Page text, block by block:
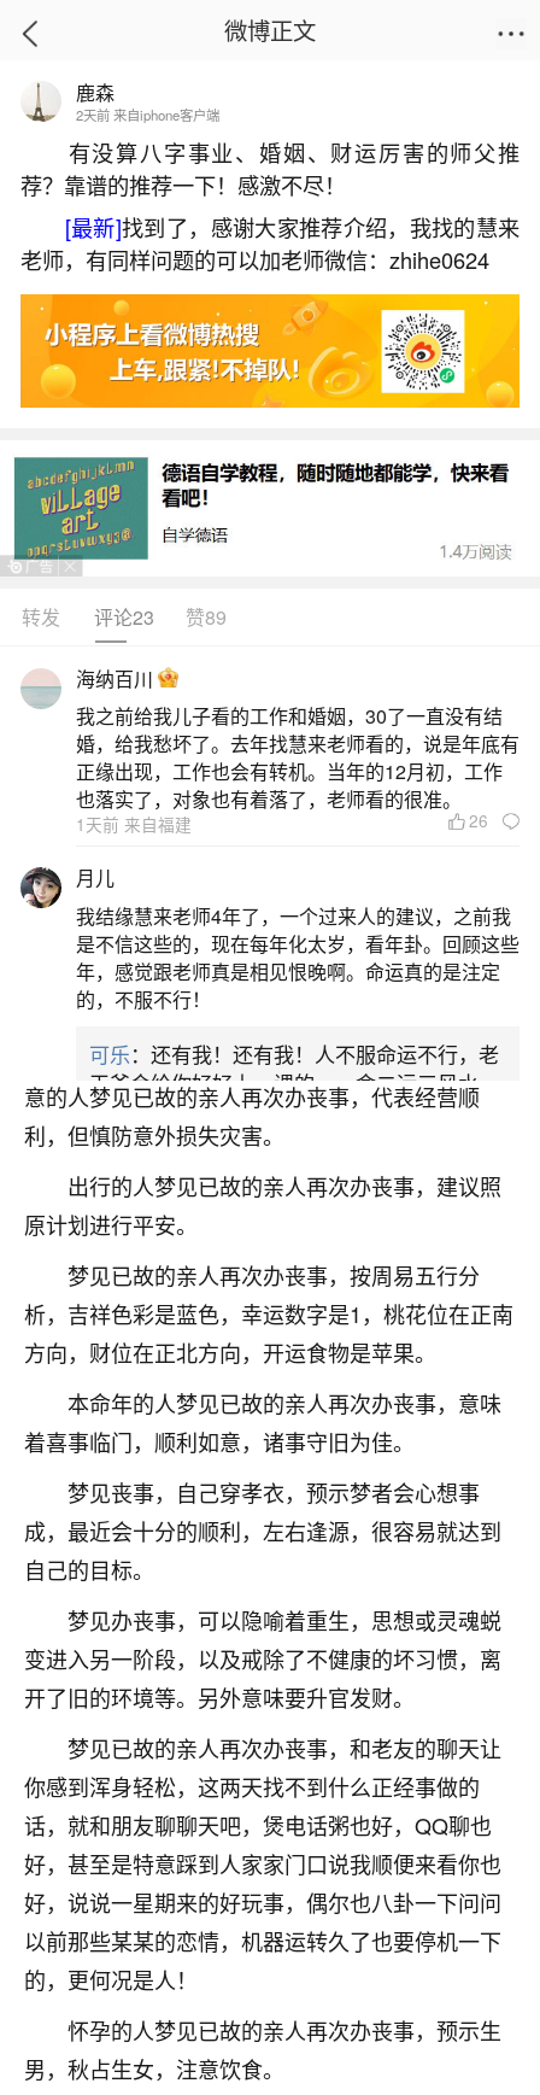
首页
梦到已故的长辈再次办丧事
2023-10-24 21:45:44 19 4 赞
梦见已故的亲人再次办丧事的预兆？
1、梦见已故的亲人再次办丧事的预兆有父祖余
德所荫益，或由长辈爱护栽培，易向上发展，境遇
安泰，虽无惊人成就，但可平顺而逐渐伸展，欣庆
幸福长寿之兆。【大吉昌】
吉凶指数：88
2、梦见已故的亲人再次办丧事的宜忌「宜」宜
对酒当歌，宜主动埋单，宜自省。
「忌」忌给植物浇水，忌野炊，忌放空自己。
3、梦见已故的亲人再次办丧事是什么意思做生
意的人梦见已故的亲人再次办丧事，代表经营顺
利，但慎防意外损失灾害。
出行的人梦见已故的亲人再次办丧事，建议照
原计划进行平安。
梦见已故的亲人再次办丧事，按周易五行分
析，吉祥色彩是蓝色，幸运数字是1，桃花位在正南
方向，财位在正北方向，开运食物是苹果。
本命年的人梦见已故的亲人再次办丧事，意味
着喜事临门，顺利如意，诸事守旧为佳。
梦见丧事，自己穿孝衣，预示梦者会心想事
成，最近会十分的顺利，左右逢源，很容易就达到
自己的目标。
梦见办丧事，可以隐喻着重生，思想或灵魂蜕
变进入另一阶段，以及戒除了不健康的坏习惯，离
开了旧的环境等。另外意味要升官发财。
梦见已故的亲人再次办丧事，和老友的聊天让
你感到浑身轻松，这两天找不到什么正经事做的
话，就和朋友聊聊天吧，煲电话粥也好，QQ聊也
好，甚至是特意踩到人家家门口说我顺便来看你也
好，说说一星期来的好玩事，偶尔也八卦一下问问
以前那些某某的恋情，机器运转久了也要停机一下
的，更何况是人！
怀孕的人梦见已故的亲人再次办丧事，预示生
男，秋占生女，注意饮食。
微博正文
鹿森
2天前 来自iphone客户端
有没算八字事业、婚姻、财运厉害的师父推
荐？靠谱的推荐一下！感激不尽！
[最新]找到了，感谢大家推荐介绍，我找的慧来
老师，有同样问题的可以加老师微信：zhihe0624
转发 评论23 赞89
海纳百川
我之前给我儿子看的工作和婚姻，30了一直没有结
婚，给我愁坏了。去年找慧来老师看的，说是年底有
正缘出现，工作也会有转机。当年的12月初，工作
也落实了，对象也有着落了，老师看的很准。
1天前 来自福建 26
月儿
我结缘慧来老师4年了，一个过来人的建议，之前我
是不信这些的，现在每年化太岁，看年卦。回顾这些
年，感觉跟老师真是相见恨晚啊。命运真的是注定
的，不服不行！
可乐：还有我！还有我！人不服命运不行，老
天爷会给你好好上一课的。一命二运三风水，
哪样不服都不行！
平安是福：我也是每年找老师化太岁，看年
卦，认识老师3年了，都是缘分啊！
17分钟前 来自湖北
心若莲花
我是做餐饮的，这两年，生意屡屡受挫，店开一家关
一家，要么生意不好，生意好的就出事。前些年攒的
家底快败光了，真是倒霉！我也想找人看看到底怎么
回事？
鹿森：你可以找老师看看，人有时不服命不行
啊！
太阳当空赵：我也做餐饮的，生意不算大，但
是我从找店开始都是找慧来老师跟进的，选
址、风水、还有开业日子，哪哪都看了，虽然
刚找老师做了补财库，希望财运更好一点！
18
梦醒时分
我女儿高二叛逆，大半年不上学，一说她就要死要活
的，把我们两口子愁的不行，朋友给我推荐的慧来老
师，一开始我是病急乱投医，这半年来，法事一个个
做完，我女儿跟变了个人一样，不期望她能考多好的
大学，只要能安安稳稳的把书读了，身体心理都健健
康康的我就很知足了！
鹿森：可怜天下父母心啊！
3小时前 来自河北 16
付深